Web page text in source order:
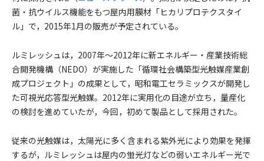
菌・抗ウイルス機能をもつ屋内用膜材「ヒカリプロテクスタイ
ル」で，2015年1月の販売が予定されている。
ルミレッシュは，2007年～2012年に新エネルギー・産業技術総
合開発機構（NEDO）が実施した「循環社会構築型光触媒産業創
成プロジェクト」の成果として，昭和電工セラミックスが開発し
た可視光応答型光触媒。2012年に実用化の目途が立ち，量産化
の検討を進めていたが，今回，初めて製品として採用された。
従来の光触媒は，太陽光に多く含まれる紫外光により効果を発揮
するが，ルミレッシュは屋内の蛍光灯などの弱いエネルギー光で